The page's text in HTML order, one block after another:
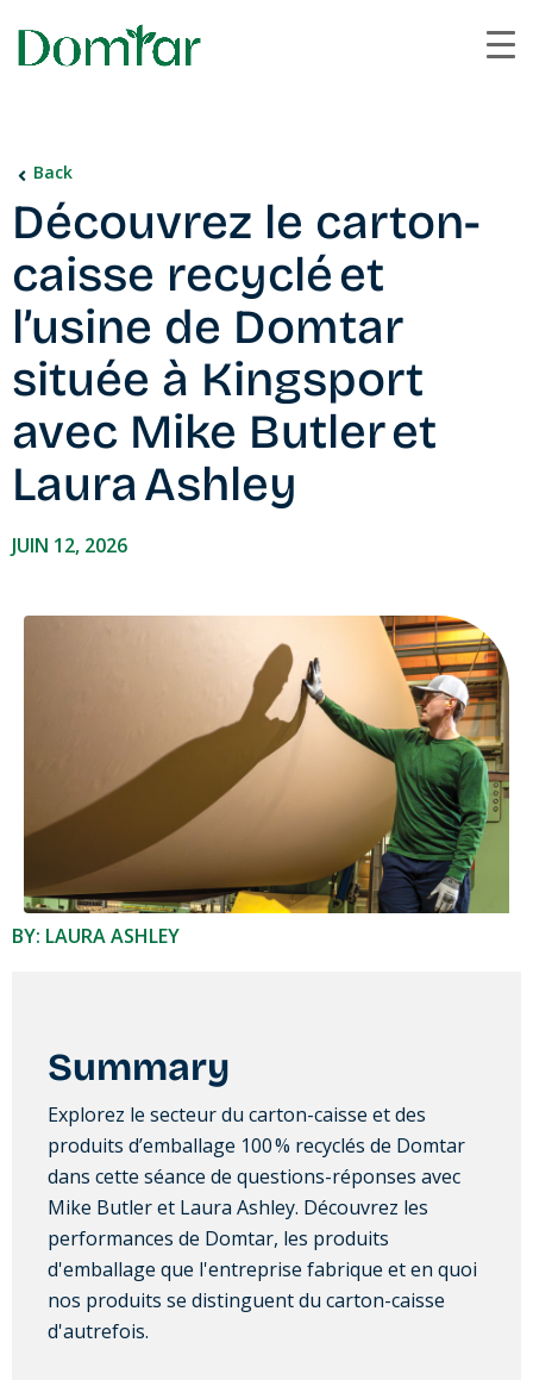
Back
Découvrez le carton-
caisse recyclé et
l’usine de Domtar
située à Kingsport
avec Mike Butler et
Laura Ashley
JUIN 12, 2026
BY: LAURA ASHLEY
Summary
Explorez le secteur du carton-caisse et des
produits d’emballage 100 % recyclés de Domtar
dans cette séance de questions-réponses avec
Mike Butler et Laura Ashley. Découvrez les
performances de Domtar, les produits
d'emballage que l'entreprise fabrique et en quoi
nos produits se distinguent du carton-caisse
d'autrefois.